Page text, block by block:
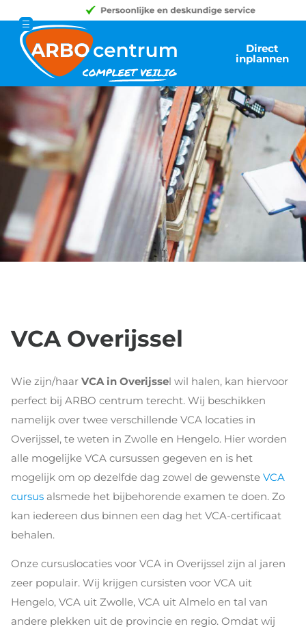
Direct
inplannen
VCA Overijssel
Wie zijn/haar VCA in Overijssel wil halen, kan hiervoor
perfect bij ARBO centrum terecht. Wij beschikken
namelijk over twee verschillende VCA locaties in
Overijssel, te weten in Zwolle en Hengelo. Hier worden
alle mogelijke VCA cursussen gegeven en is het
mogelijk om op dezelfde dag zowel de gewenste VCA
cursus alsmede het bijbehorende examen te doen. Zo
kan iedereen dus binnen een dag het VCA-certificaat
behalen.
Onze cursuslocaties voor VCA in Overijssel zijn al jaren
zeer populair. Wij krijgen cursisten voor VCA uit
Hengelo, VCA uit Zwolle, VCA uit Almelo en tal van
andere plekken uit de provincie en regio. Omdat wij